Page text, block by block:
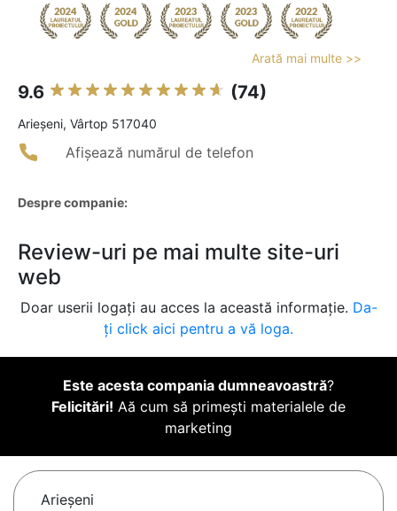
Arată mai multe >>
9.6 (74)
Arieşeni, Vârtop 517040
Afișează numărul de telefon
Despre companie:
Review-uri pe mai multe site-uri
web
Doar userii logați au acces la această informație. Da-
ți click aici pentru a vă loga.
Este acesta compania dumneavoastră?
Felicitări! Aă cum să primești materialele de
marketing
Arieşeni